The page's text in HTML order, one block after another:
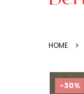
HOME
-30%